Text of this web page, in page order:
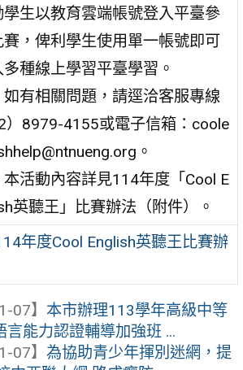
學生以教育雲端帳號登入平臺參
賽，俾利學生使用單一帳號即可
種線上學習平臺學習。
如有相關問題，請逕洽客服專線
）8979-4155或電子信箱：coole
。
本活動內容詳見114年度「Cool E
英聽王」比賽辦法（附件）。
年度Cool English英聽王比賽辦
07】 本市辦理113學年高級中等
能力認證輔導加強班 ...
07】 為協助青少年揮別迷網，提